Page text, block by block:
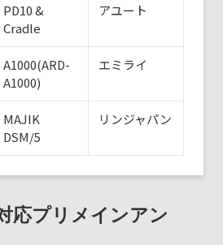
PD10 &
Cradle
アユート
A1000(ARD-
A1000)
エミライ
MAJIK
DSM/5
リンジャパン
応プリメインアン